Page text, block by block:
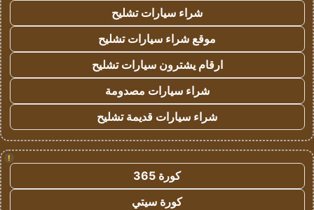
شراء سيارات تشليح
موقع شراء سيارات تشليح
ارقام يشترون سيارات تشليح
شراء سيارات مصدومة
شراء سيارات قديمة تشليح
!
كورة 365
كورة سيتي